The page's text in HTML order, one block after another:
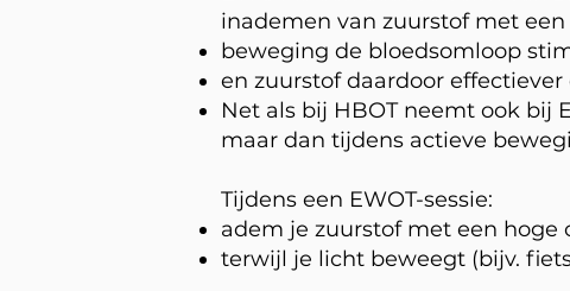
inademen van zuurstof met
beweging de bloedsomloop
en zuurstof daardoor
Net als bij HBOT neemt ook bij
maar dan tijdens actieve
Tijdens een EWOT-sessie:
adem je zuurstof met een hoge
terwijl je licht beweegt (bijv.